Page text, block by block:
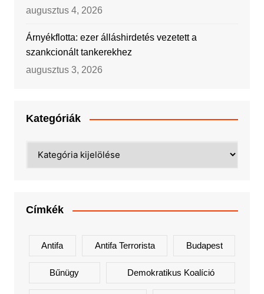
augusztus 4, 2026
Árnyékflotta: ezer álláshirdetés vezetett a
szankcionált tankerekhez
augusztus 3, 2026
Kategóriák
Címkék
Antifa Antifa Terrorista Budapest
Bűnügy Demokratikus Koalíció